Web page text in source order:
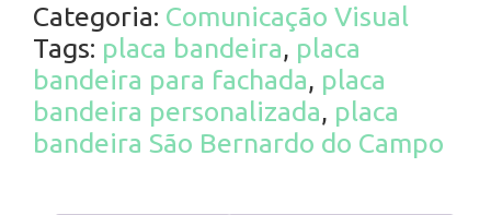
Categoria: Comunicação Visual
Tags: placa bandeira, placa
bandeira para fachada, placa
bandeira personalizada, placa
bandeira São Bernardo do Campo